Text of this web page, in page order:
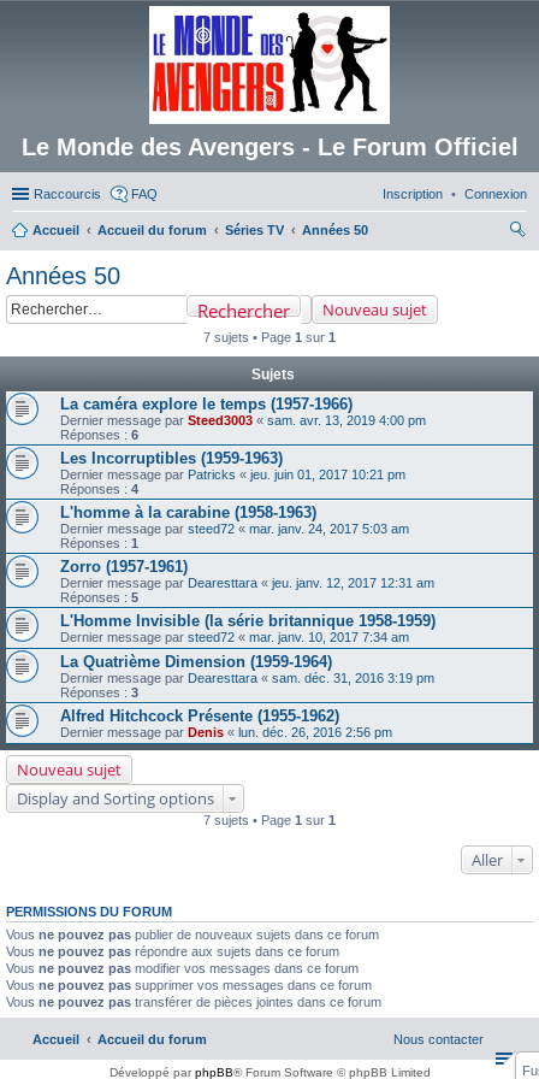
Le Monde des Avengers - Le Forum Officiel
Raccourcis FAQ Connexion
Inscription
Accueil Accueil du forum Séries TV
Années 50
Années 50
Nouveau sujet
Rechercher
7 sujets • Page 1 sur 1
Sujets
La caméra explore le temps (1957-1966)
Dernier message par Steed3003 « sam. avr. 13, 2019 4:00 pm
Réponses : 6
Les Incorruptibles (1959-1963)
Dernier message par Patricks « jeu. juin 01, 2017 10:21 pm
Réponses : 4
L'homme à la carabine (1958-1963)
Dernier message par steed72 « mar. janv. 24, 2017 5:03 am
Réponses : 1
Zorro (1957-1961)
Dernier message par Dearesttara « jeu. janv. 12, 2017 12:31 am
Réponses : 5
L'Homme Invisible (la série britannique 1958-1959)
Dernier message par steed72 « mar. janv. 10, 2017 7:34 am
La Quatrième Dimension (1959-1964)
Dernier message par Dearesttara « sam. déc. 31, 2016 3:19 pm
Réponses : 3
Alfred Hitchcock Présente (1955-1962)
Dernier message par Denis « lun. déc. 26, 2016 2:56 pm
Nouveau sujet
Display and Sorting options
7 sujets • Page 1 sur 1
Aller
PERMISSIONS DU FORUM
Vous ne pouvez pas publier de nouveaux sujets dans ce forum
Vous ne pouvez pas répondre aux sujets dans ce forum
Vous ne pouvez pas modifier vos messages dans ce forum
Vous ne pouvez pas supprimer vos messages dans ce forum
Vous ne pouvez pas transférer de pièces jointes dans ce forum
Accueil Accueil du forum Nous contacter
Développé parphpBB® Forum Software © phpBB Limited